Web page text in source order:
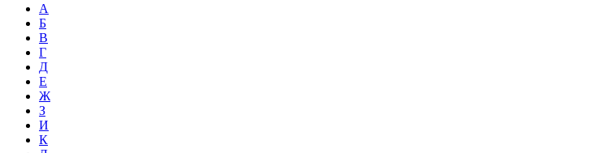
А
Б
В
Г
Д
Е
Ж
З
И
К